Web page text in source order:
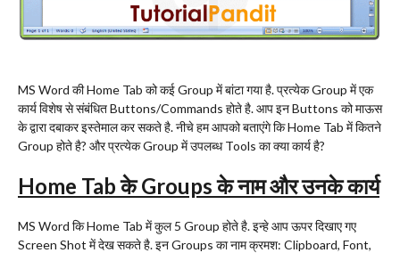
MS Word की Home Tab को कई Group में बांटा गया है. प्रत्येक Group में एक
कार्य विशेष से संबंधित Buttons/Commands होते है. आप इन Buttons को माऊस
के द्वारा दबाकर इस्तेमाल कर सकते है. नीचे हम आपको बताएंगे कि Home Tab में कितने
Group होते है? और प्रत्येक Group में उपलब्ध Tools का क्या कार्य है?
Home Tab के Groups के नाम और उनके कार्य
MS Word कि Home Tab में कुल 5 Group होते है. इन्हे आप ऊपर दिखाए गए
Screen Shot में देख सकते है. इन Groups का नाम क्रमश: Clipboard, Font,